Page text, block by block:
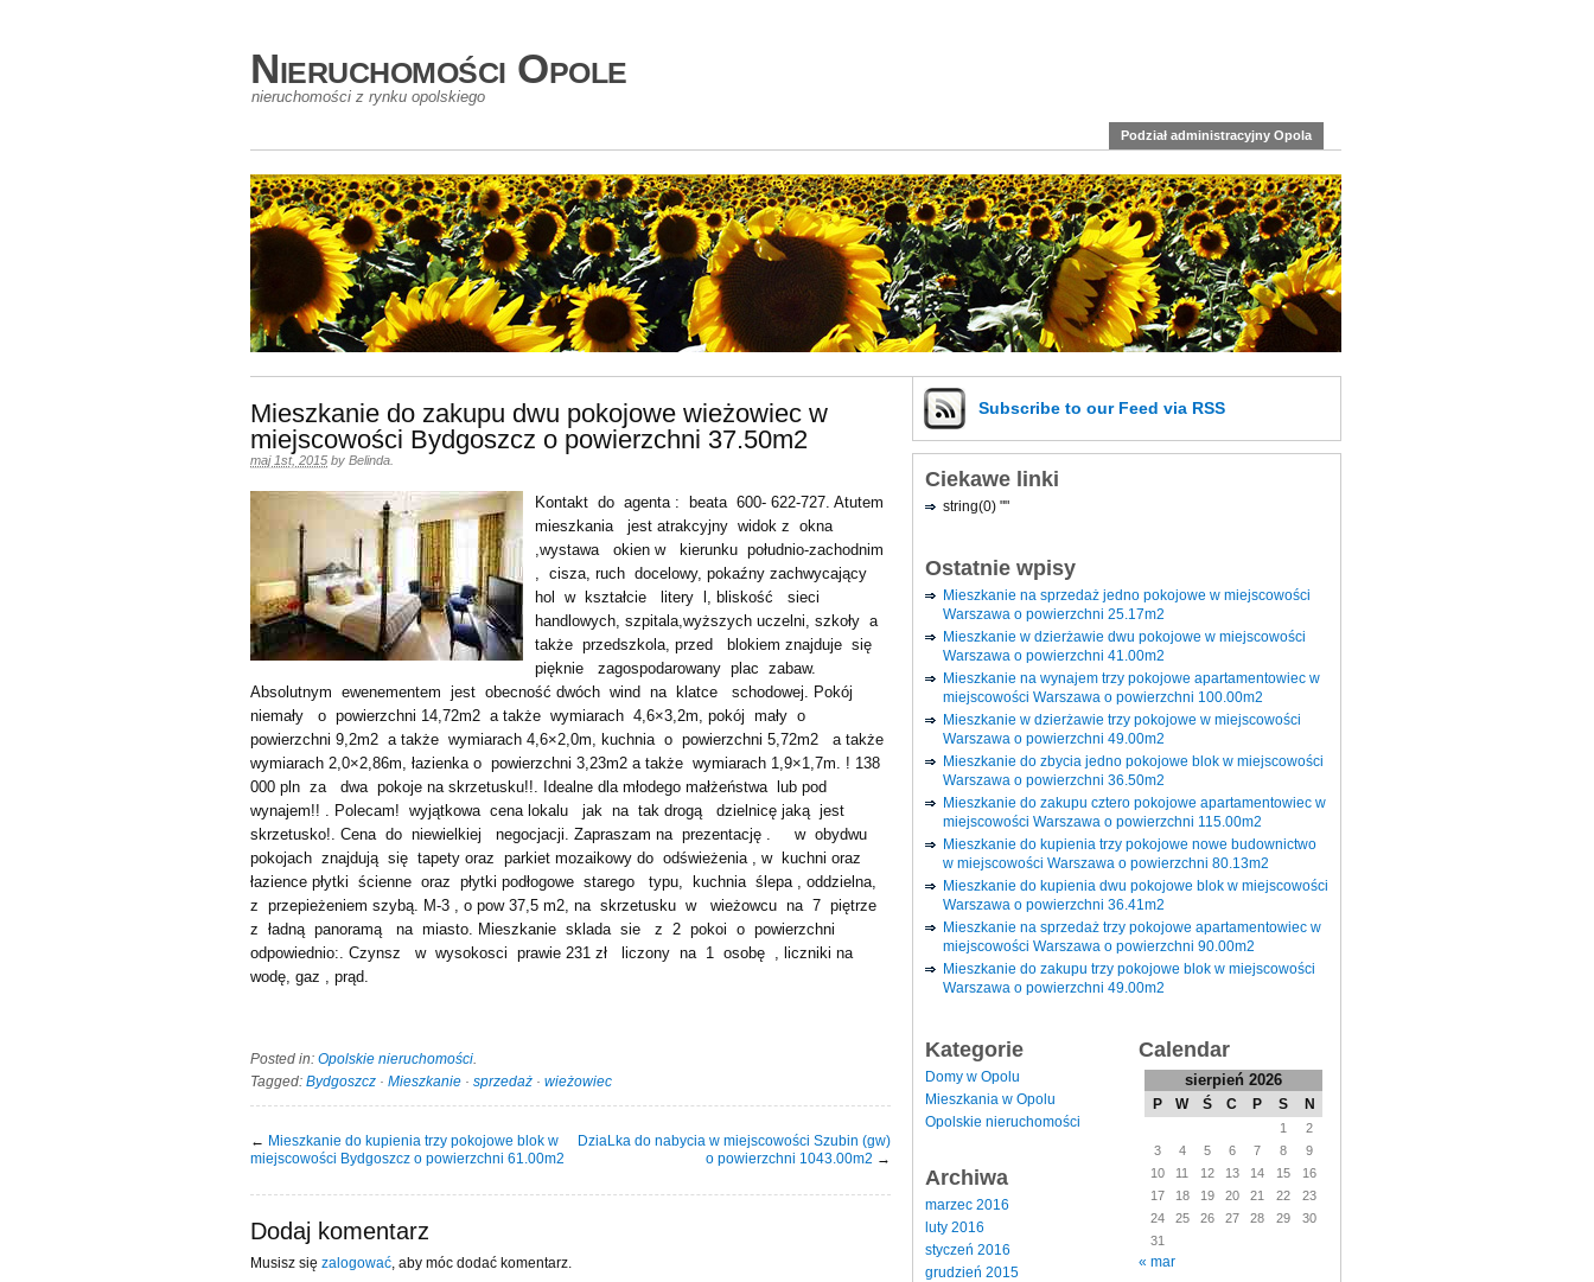
Nieruchomości Opole
nieruchomości z rynku opolskiego
Podział administracyjny Opola
Mieszkanie do zakupu dwu pokojowe wieżowiec w
miejscowości Bydgoszcz o powierzchni 37.50m2
maj 1st, 2015 by Belinda
Kontakt do agenta : beata 600- 622-727. Atutem
mieszkania jest atrakcyjny widok z okna
,wystawa okien w kierunku południo-zachodnim
, cisza, ruch docelowy, pokaźny zachwycający
hol w kształcie litery l, bliskość sieci
handlowych, szpitala,wyższych uczelni, szkoły a
także przedszkola, przed blokiem znajduje się
pięknie zagospodarowany plac zabaw.
Absolutnym ewenementem jest obecność dwóch wind na klatce schodowej. Pokój
niemały o powierzchni 14,72m2 a także wymiarach 4,6×3,2m, pokój mały o
powierzchni 9,2m2 a także wymiarach 4,6×2,0m, kuchnia o powierzchni 5,72m2 a także
wymiarach 2,0×2,86m, łazienka o powierzchni 3,23m2 a także wymiarach 1,9×1,7m. ! 138
000 pln za dwa pokoje na skrzetusku!!. Idealne dla młodego małżeństwa lub pod
wynajem!! . Polecam! wyjątkowa cena lokalu jak na tak drogą dzielnicę jaką jest
skrzetusko!. Cena do niewielkiej negocjacji. Zapraszam na prezentację . w obydwu
pokojach znajdują się tapety oraz parkiet mozaikowy do odświeżenia , w kuchni oraz
łazience płytki ścienne oraz płytki podłogowe starego typu, kuchnia ślepa , oddzielna,
z przepieżeniem szybą. M-3 , o pow 37,5 m2, na skrzetusku w wieżowcu na 7 piętrze
z ładną panoramą na miasto. Mieszkanie sklada sie z 2 pokoi o powierzchni
odpowiednio:. Czynsz w wysokosci prawie 231 zł liczony na 1 osobę , liczniki na
wodę, gaz , prąd.
Posted in: Opolskie nieruchomości.
Tagged: Bydgoszcz · Mieszkanie · sprzedaż · wieżowiec
← Mieszkanie do kupienia trzy pokojowe blok w
miejscowości Bydgoszcz o powierzchni 61.00m2
DziaLka do nabycia w miejscowości Szubin (gw)
o powierzchni 1043.00m2 →
Dodaj komentarz
Musisz się zalogować , aby móc dodać komentarz.
Subscribe to our Feed via RSS
Ciekawe linki
string(0) ""
Ostatnie wpisy
Mieszkanie na sprzedaż jedno pokojowe w miejscowości
Warszawa o powierzchni 25.17m2
Mieszkanie w dzierżawie dwu pokojowe w miejscowości
Warszawa o powierzchni 41.00m2
Mieszkanie na wynajem trzy pokojowe apartamentowiec w
miejscowości Warszawa o powierzchni 100.00m2
Mieszkanie w dzierżawie trzy pokojowe w miejscowości
Warszawa o powierzchni 49.00m2
Mieszkanie do zbycia jedno pokojowe blok w miejscowości
Warszawa o powierzchni 36.50m2
Mieszkanie do zakupu cztero pokojowe apartamentowiec w
miejscowości Warszawa o powierzchni 115.00m2
Mieszkanie do kupienia trzy pokojowe nowe budownictwo
w miejscowości Warszawa o powierzchni 80.13m2
Mieszkanie do kupienia dwu pokojowe blok w miejscowości
Warszawa o powierzchni 36.41m2
Mieszkanie na sprzedaż trzy pokojowe apartamentowiec w
miejscowości Warszawa o powierzchni 90.00m2
Mieszkanie do zakupu trzy pokojowe blok w miejscowości
Warszawa o powierzchni 49.00m2
Kategorie
Domy w Opolu
Mieszkania w Opolu
Opolskie nieruchomości
Archiwa
marzec 2016
luty 2016
styczeń 2016
grudzień 2015
Calendar
sierpień 2026
P W Ś C P S N
1
2
3
4 5 6 7 8
9
10
11 12 13 14 15
16
17
18 19 20 21 22
23
24
25 26 27 28 29
30
31
« mar